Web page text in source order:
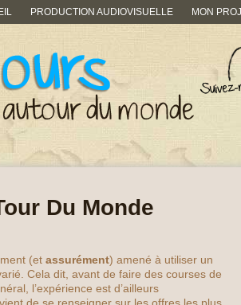
PRODUCTION AUDIOVISUELLE MON
Du Monde
(et assurément) amené à utiliser un
Cela dit, avant de faire des courses de
l’expérience est d’ailleurs